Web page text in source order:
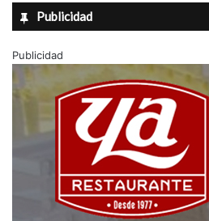
Publicidad
Publicidad